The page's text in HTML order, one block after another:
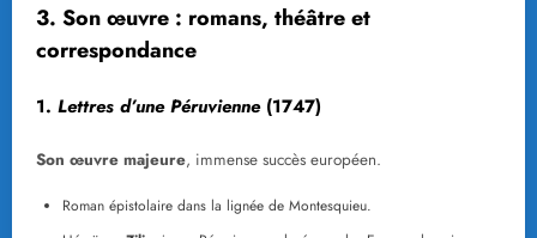
3. Son œuvre : romans, théâtre et
correspondance
1. Lettres d’une Péruvienne(1747)
Son œuvre majeure, immense succès européen.
Roman épistolaire dans la lignée de Montesquieu.